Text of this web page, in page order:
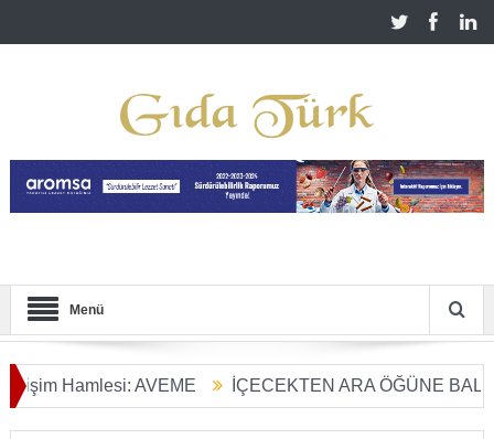
Menü
AVEME İÇECEKTEN ARA ÖĞÜNE BALIN
Dönüşümü Başladı